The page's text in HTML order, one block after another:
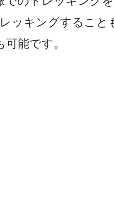
ッキングす­ること
能です。